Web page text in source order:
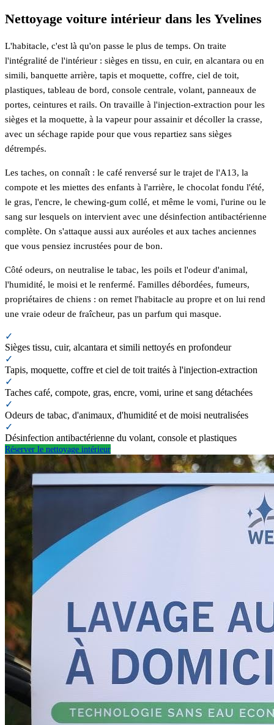
Nettoyage voiture intérieur dans les Yvelines
L'habitacle, c'est là qu'on passe le plus de temps. On traite
l'intégralité de l'intérieur : sièges en tissu, en cuir, en alcantara ou en
simili, banquette arrière, tapis et moquette, coffre, ciel de toit,
plastiques, tableau de bord, console centrale, volant, panneaux de
portes, ceintures et rails. On travaille à l'injection-extraction pour les
sièges et la moquette, à la vapeur pour assainir et décoller la crasse,
avec un séchage rapide pour que vous repartiez sans sièges
détrempés.
Les taches, on connaît : le café renversé sur le trajet de l'A13, la
compote et les miettes des enfants à l'arrière, le chocolat fondu l'été,
le gras, l'encre, le chewing-gum collé, et même le vomi, l'urine ou le
sang sur lesquels on intervient avec une désinfection antibactérienne
complète. On s'attaque aussi aux auréoles et aux taches anciennes
que vous pensiez incrustées pour de bon.
Côté odeurs, on neutralise le tabac, les poils et l'odeur d'animal,
l'humidité, le moisi et le renfermé. Familles débordées, fumeurs,
propriétaires de chiens : on remet l'habitacle au propre et on lui rend
une vraie odeur de fraîcheur, pas un parfum qui masque.
✓
Sièges tissu, cuir, alcantara et simili nettoyés en profondeur
✓
Tapis, moquette, coffre et ciel de toit traités à l'injection-extraction
✓
Taches café, compote, gras, encre, vomi, urine et sang détachées
✓
Odeurs de tabac, d'animaux, d'humidité et de moisi neutralisées
✓
Désinfection antibactérienne du volant, console et plastiques
Réserver le nettoyage intérieur